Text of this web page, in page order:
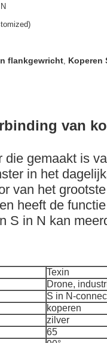
flankgewricht, Koperen
van
gemaakt is
in het
van het
heeft de
S in N kan
Texin
Drone,
S in N-
koperen
zilver
65